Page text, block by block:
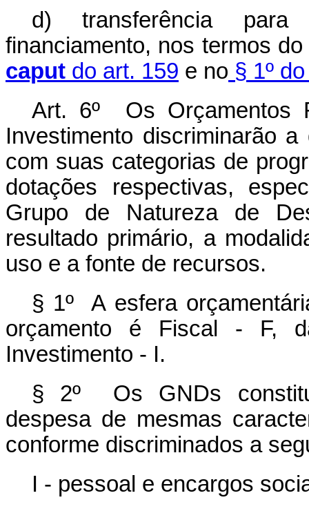
d) transferência
financiamento, nos termos
caput do art. 159 e no § 1º
Art. 6º
Os Orçamentos
Investimento discriminarão
com suas categorias de
dotações respectivas,
Grupo de Natureza de
resultado primário, a
uso e a fonte de recursos.
§ 1º A esfera
orçamento é Fiscal - F,
Investimento - I.
§ 2º Os GNDs
despesa de mesmas
conforme discriminados a
I - pessoal e encargos